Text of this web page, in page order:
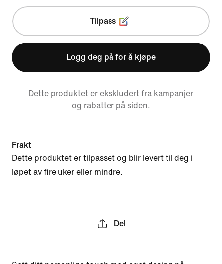
Tilpass
Logg deg på for å kjøpe
Dette produktet er ekskludert fra kampanjer
og rabatter på siden.
Frakt
Dette produktet er tilpasset og blir levert til deg i
løpet av fire uker eller mindre.
Del